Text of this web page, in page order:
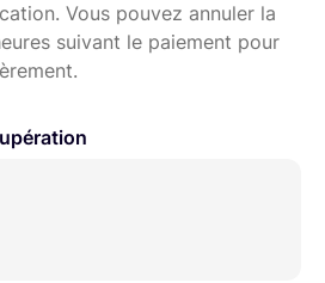
Vous pouvez annuler la
suivant le paiement pour